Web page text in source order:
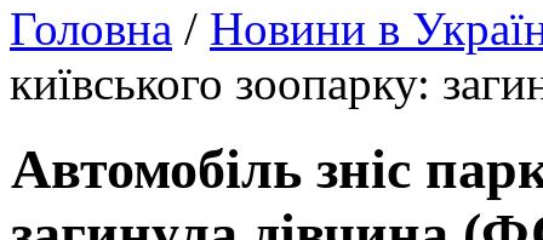
Головна / Новини в
київського зоопарку:
Автомобіль зніс